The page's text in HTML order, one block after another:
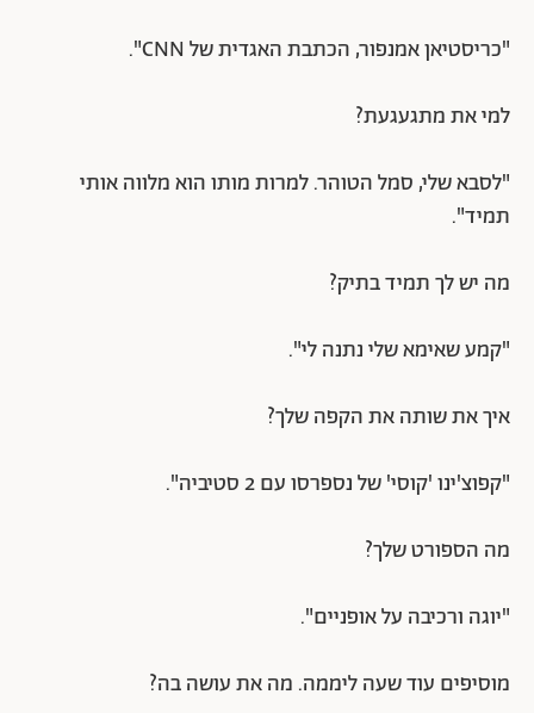
"כריסטיאן אמנפור, הכתבת האגדית של CNN".
למי את מתגעגעת?
"לסבא שלי, סמל הטוהר. למרות מותו הוא מלווה אותי
תמיד".
מה יש לך תמיד בתיק?
"קמע שאימא שלי נתנה לי".
איך את שותה את הקפה שלך?
"קפוצ'ינו 'קוסי' של נספרסו עם 2 סטיביה".
מה הספורט שלך?
"יוגה ורכיבה על אופניים".
מוסיפים עוד שעה ליממה. מה את עושה בה?